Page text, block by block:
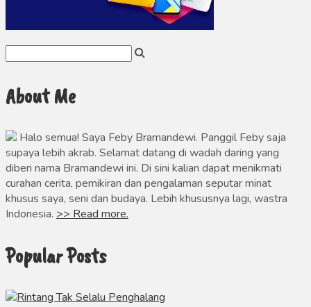
About Me
Halo semua! Saya Feby Bramandewi. Panggil Feby saja
supaya lebih akrab. Selamat datang di wadah daring yang
diberi nama Bramandewi ini. Di sini kalian dapat menikmati
curahan cerita, pemikiran dan pengalaman seputar minat
khusus saya, seni dan budaya. Lebih khususnya lagi, wastra
Indonesia. >> Read more.
Popular Posts